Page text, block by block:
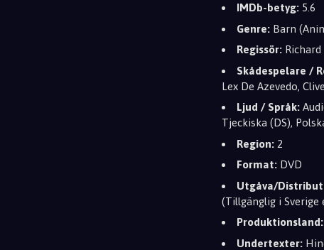
IMDb-betyg: 5.6
Genre: Barn
Regissör: Richard
Skådespelare /
Lex De Azevedo,
Ljud / Språk:
Tjeckiska (DS),
Region: 2
Format: DVD
Utgåva/
(Tillgänglig i Sverige
Produktionsland:
Undertexter: